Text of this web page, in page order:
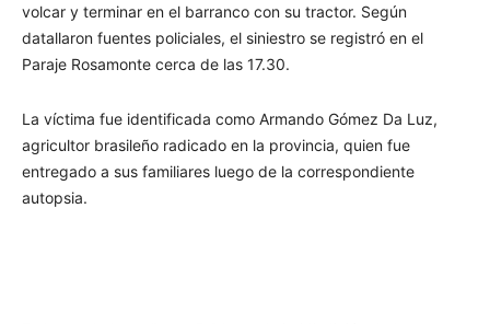
volcar y terminar en el barranco con su tractor. Según
datallaron fuentes policiales, el siniestro se registró en el
Paraje Rosamonte cerca de las 17.30.
La víctima fue identificada como Armando Gómez Da Luz,
agricultor brasileño radicado en la provincia, quien fue
entregado a sus familiares luego de la correspondiente
autopsia.